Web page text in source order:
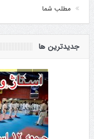
مطلب شما
جدیدترین ها